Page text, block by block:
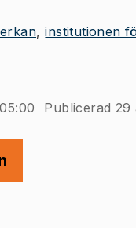
institutionen
Publicerad 29